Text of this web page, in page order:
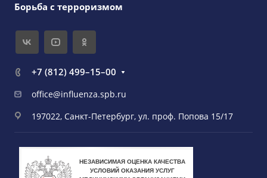
Борьба с терроризмом
+7 (812) 499–15–00
office@influenza.spb.ru
197022, Санкт-Петербург, ул. проф. Попова 15/17